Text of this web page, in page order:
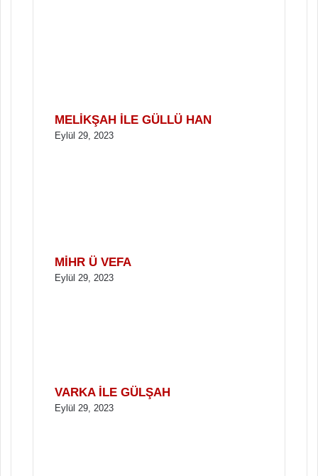
MELİKŞAH İLE GÜLLÜ HAN
Eylül 29, 2023
MİHR Ü VEFA
Eylül 29, 2023
VARKA İLE GÜLŞAH
Eylül 29, 2023